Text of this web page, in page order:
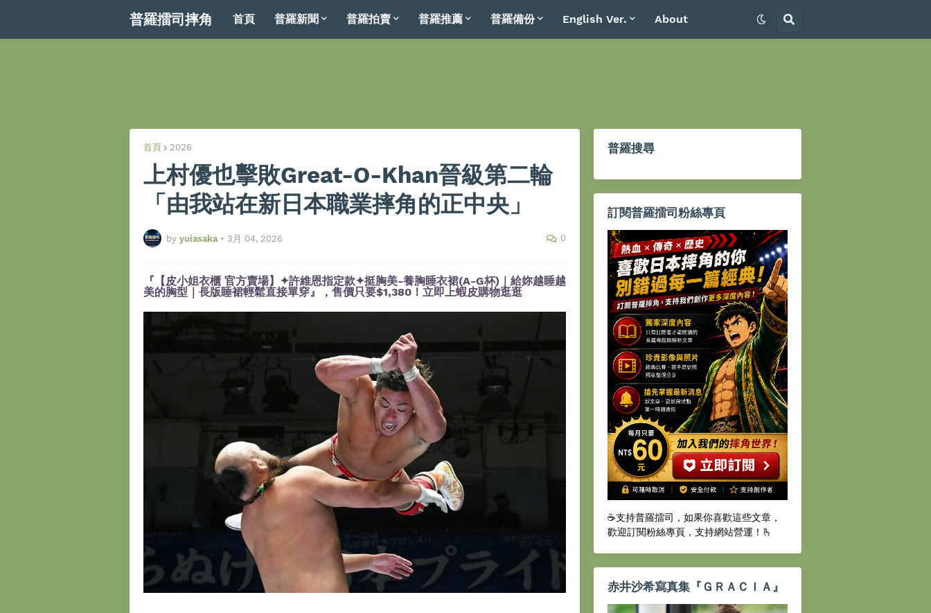
普羅擂司摔角 首頁 普羅新聞 普羅拍賣 普羅推薦 普羅備份 English Ver. About
首頁 2026
上村優也擊敗Great-O-Khan晉級第二輪
「由我站在新日本職業摔角的正中央」
by yuiasaka • 3月 04, 2026 0
『【皮小姐衣櫃 官方賣場】✦許維恩指定款✦挺胸美-養胸睡衣裙(A-G杯)｜給妳越睡越
美的胸型｜長版睡裙輕鬆直接單穿』，售價只要$1,380！立即上蝦皮購物逛逛
普羅搜尋
訂閱普羅擂司粉絲專頁
☕️支持普羅擂司，如果你喜歡這些文章，
歡迎訂閱粉絲專頁，支持網站營運！🫰
赤井沙希寫真集『ＧＲＡＣＩＡ』